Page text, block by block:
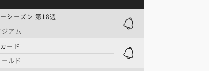
ーズン 第18週
アム
ード
ルド